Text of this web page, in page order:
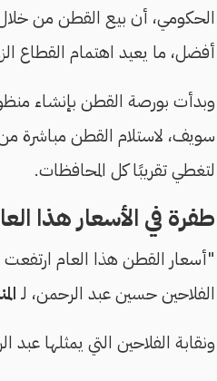
الحكومي، أن بيع القطن من
أفضل، ما يعيد اهتمام القطاع
وبدأت بورصة القطن بإنشاء منظومات
سويف، لاستلام القطن مباشرة من
لتغطي تقريبًا كل المحافظات.
طفرة في الأسعار هذا
"أسعار القطن هذا العام
الفلاحين حسين عبد الرحمن، لـ
ونقابة الفلاحين التي يمثلها